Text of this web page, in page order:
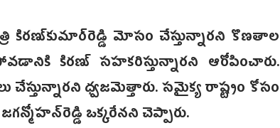
కిరణ్‌కుమార్‌రెడ్డి మోసం చేస్తున్నారని కొణతాల
కిరణ్‌ సహకరిస్తున్నారని ఆరోపించారు.
చేస్తున్నారని ధ్వజమెత్తారు. సమైక్య రాష్ట్రం కోసం
ఒక్కరేనని చెప్పారు.